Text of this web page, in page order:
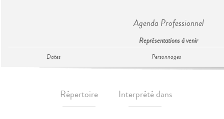
Agenda Professionnel
Représentations à venir
Dates Personnages
Répertoire Interprété dans